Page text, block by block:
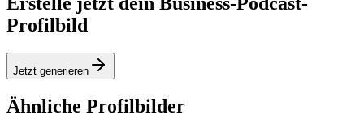
Profilbild
Jetzt generieren
Ähnliche Profilbilder